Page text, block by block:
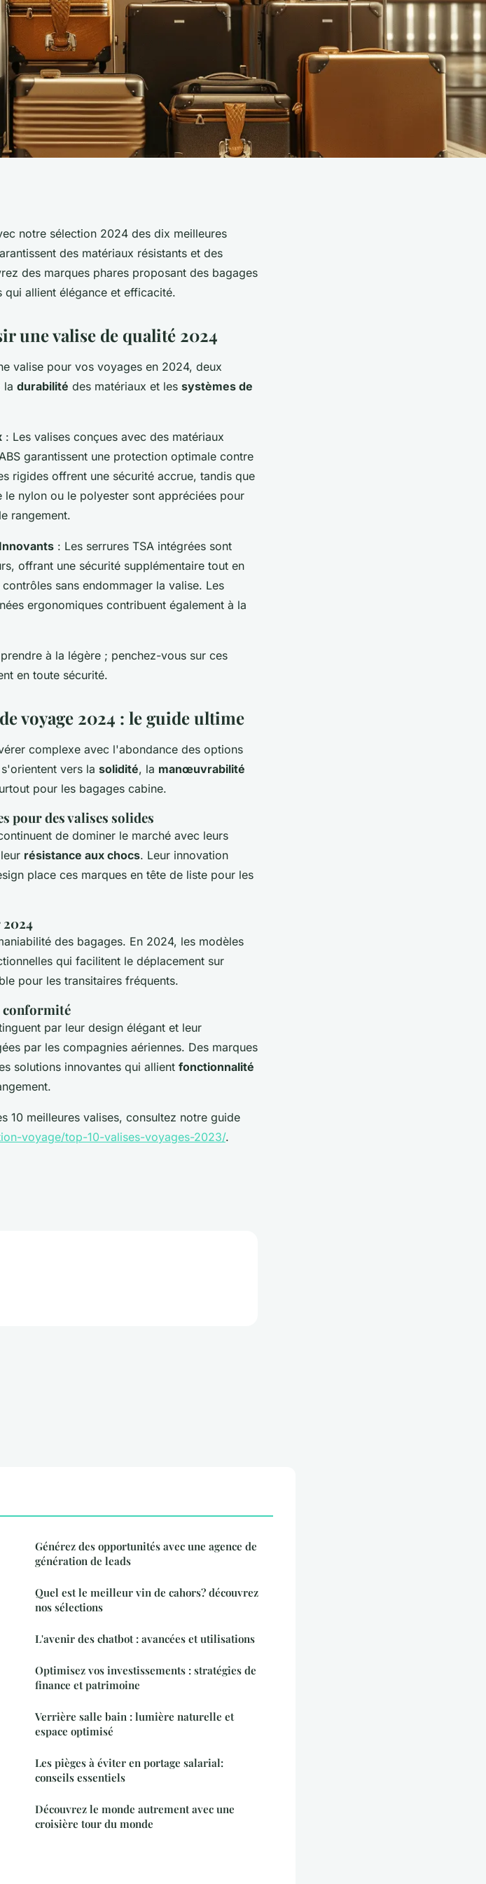
notre sélection 2024 des dix meilleures
des matériaux résistants et des
des marques phares proposant des bagages
allient élégance et efficacité.
une valise de qualité 2024
valise pour vos voyages en 2024, deux
la durabilité des matériaux et les systèmes de
: Les valises conçues avec des matériaux
garantissent une protection optimale contre
rigides offrent une sécurité accrue, tandis que
le nylon ou le polyester sont appréciées pour
rangement.
: Les serrures TSA intégrées sont
offrant une sécurité supplémentaire tout en
sans endommager la valise. Les
ergonomiques contribuent également à la
à la légère ; penchez-vous sur ces
en toute sécurité.
voyage 2024 : le guide ultime
complexe avec l'abondance des options
vers la solidité, la manœuvrabilité
pour les bagages cabine.
pour des valises solides
de dominer le marché avec leurs
résistance aux chocs. Leur innovation
place ces marques en tête de liste pour les
des bagages. En 2024, les modèles
qui facilitent le déplacement sur
pour les transitaires fréquents.
conformité
par leur design élégant et leur
par les compagnies aériennes. Des marques
solutions innovantes qui allient fonctionnalité
10 meilleures valises, consultez notre guide
voyage/top-10-valises-voyages-2023/.
Générez des opportunités avec une agence de
génération de leads
Quel est le meilleur vin de cahors? découvrez
nos sélections
L'avenir des chatbot : avancées et utilisations
Optimisez vos investissements : stratégies de
finance et patrimoine
Verrière salle bain : lumière naturelle et
espace optimisé
Les pièges à éviter en portage salarial:
conseils essentiels
Découvrez le monde autrement avec une
croisière tour du monde